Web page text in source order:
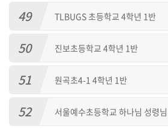
49 TLBUGS 초등학교 4학년 1반
50 진보초등학교 4학년 1반
51 원곡초4-1 4학년 1반
52 서울예수초등학교 하나님 성령님